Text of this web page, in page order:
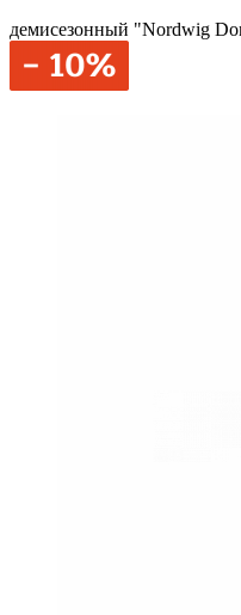
демисезонный "Nordwig